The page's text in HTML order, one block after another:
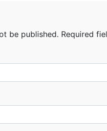
be published. Required